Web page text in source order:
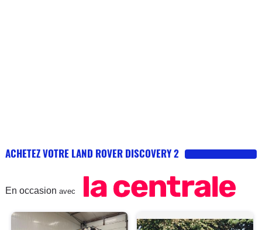
ACHETEZ VOTRE LAND ROVER DISCOVERY 2
En occasion avec